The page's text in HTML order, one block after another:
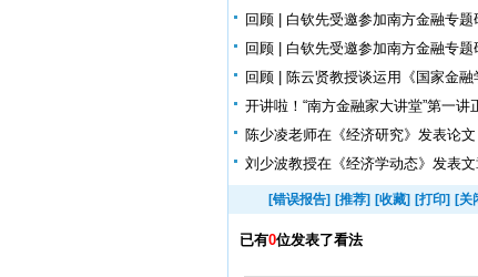
回顾 | 白钦先受邀参加南方金融专题
回顾 | 白钦先受邀参加南方金融专题
回顾 | 陈云贤教授谈运用《国家金融
开讲啦！“南方金融家大讲堂”第一讲
陈少凌老师在《经济研究》发表论文
刘少波教授在《经济学动态》发表
[错误报告] [推荐] [收藏] [打印] [关
已有0位发表了看法